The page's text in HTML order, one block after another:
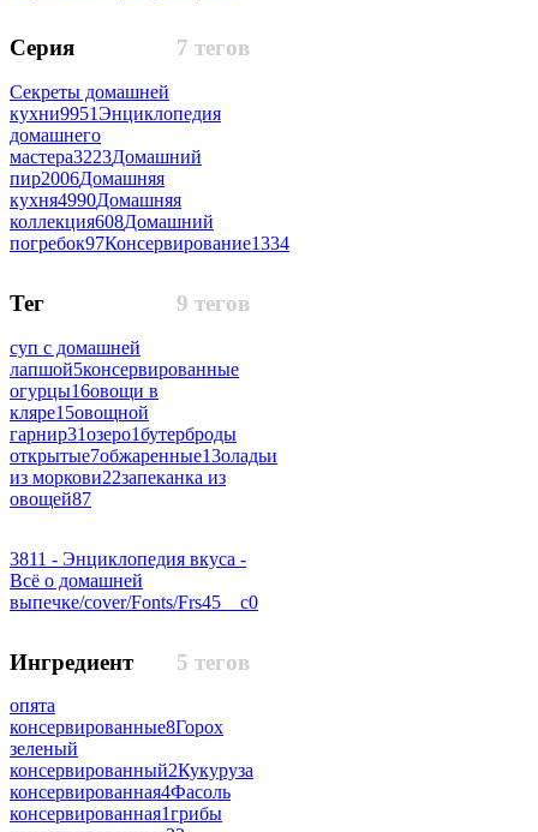
7 тегов
Серия
Секреты домашней
кухни9951Энциклопедия
домашнего
мастера3223Домашний
пир2006Домашняя
кухня4990Домашняя
коллекция608Домашний
погребок97Консервирование1334
9 тегов
Тег
суп с домашней
лапшой5консервированные
огурцы16овощи в
кляре15овощной
гарнир31озеро1бутерброды
открытые7обжаренные13оладьи
из моркови22запеканка из
овощей87
3811 - Энциклопедия вкуса -
Всё о домашней
выпечке/cover/Fonts/Frs45__c0
5 тегов
Ингредиент
опята
консервированные8Горох
зеленый
консервированный2Кукуруза
консервированная4Фасоль
консервированная1грибы